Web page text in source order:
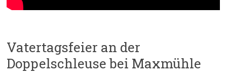
Vatertagsfeier an der
Doppelschleuse bei Maxmühle